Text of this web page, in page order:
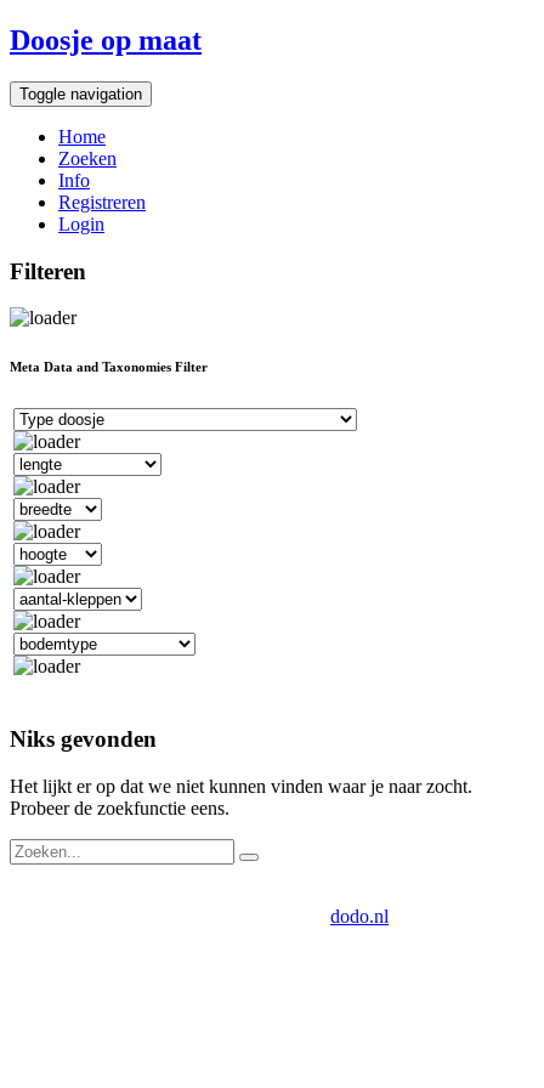
Doosje op maat
Toggle navigation
Home
Zoeken
Info
Registreren
Login
Filteren
Meta Data and Taxonomies Filter
Niks gevonden
Het lijkt er op dat we niet kunnen vinden waar je naar zocht.
Probeer de zoekfunctie eens.
dodo.nl